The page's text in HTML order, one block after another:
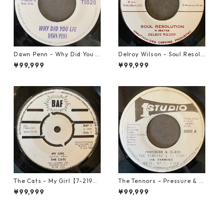
Dawn Penn - Why Did You Li
e【7-21938】
¥99,999
Delroy Wilson - Soul Resolu
tion【7-21935】
¥99,999
The Cats - My Girl【7-2190
6】
¥99,999
The Tennors – Pressure & Sl
ide【7-21952】
¥99,999